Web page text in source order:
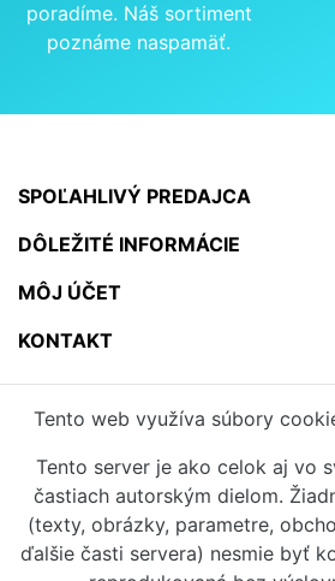
poradíme. Náš sortiment
poznáme naspamäť.
SPOĽAHLIVÝ PREDAJCA
DÔLEŽITÉ INFORMÁCIE
MÔJ ÚČET
KONTAKT
Tento web využíva súbory
Tento server je ako celok aj vo
častiach autorským dielom.
(texty, obrázky, parametre,
ďalšie časti servera) nesmie byť